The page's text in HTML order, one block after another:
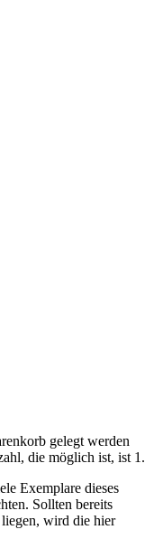
gelegt werden
die möglich ist, ist 1.
Exemplare dieses
Sollten bereits
wird die hier